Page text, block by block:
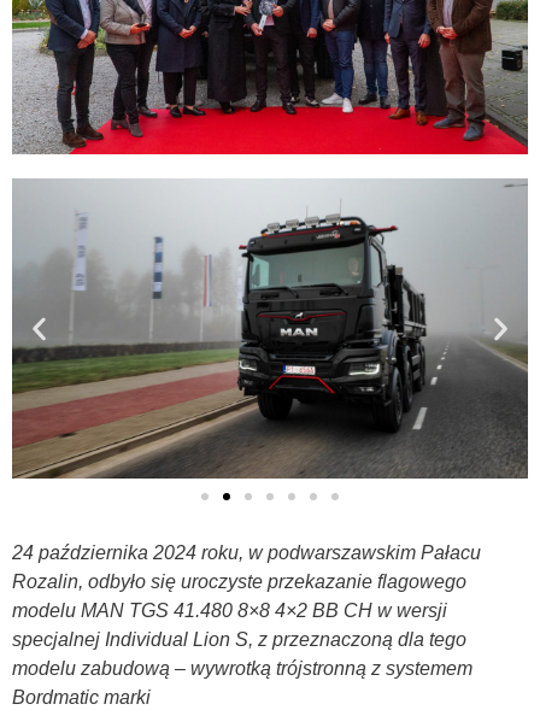
24 października 2024 roku, w podwarszawskim Pałacu
Rozalin, odbyło się uroczyste przekazanie flagowego
modelu MAN TGS 41.480 8×8 4×2 BB CH w wersji
specjalnej Individual Lion S, z przeznaczoną dla tego
modelu zabudową – wywrotką trójstronną z systemem
Bordmatic marki